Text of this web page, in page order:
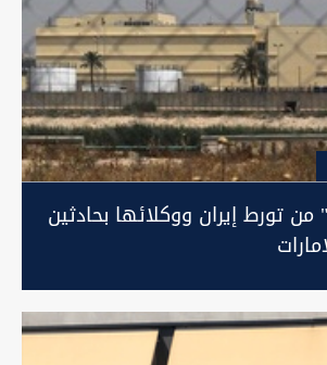
من تورط إيران ووكلائها بحادثين